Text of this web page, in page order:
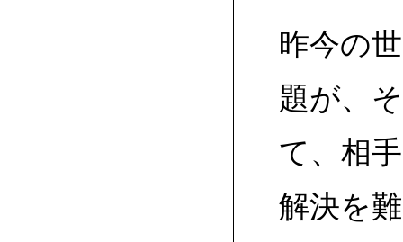
昨今の
題が、
て、相
解決を